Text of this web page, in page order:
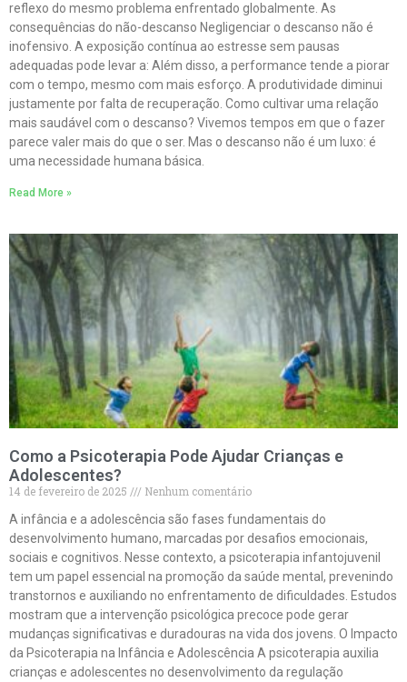
reflexo do mesmo problema enfrentado globalmente. As
consequências do não-descanso Negligenciar o descanso não é
inofensivo. A exposição contínua ao estresse sem pausas
adequadas pode levar a: Além disso, a performance tende a piorar
com o tempo, mesmo com mais esforço. A produtividade diminui
justamente por falta de recuperação. Como cultivar uma relação
mais saudável com o descanso? Vivemos tempos em que o fazer
parece valer mais do que o ser. Mas o descanso não é um luxo: é
uma necessidade humana básica.
Read More »
Como a Psicoterapia Pode Ajudar Crianças e
Adolescentes?
14 de fevereiro de 2025
Nenhum comentário
A infância e a adolescência são fases fundamentais do
desenvolvimento humano, marcadas por desafios emocionais,
sociais e cognitivos. Nesse contexto, a psicoterapia infantojuvenil
tem um papel essencial na promoção da saúde mental, prevenindo
transtornos e auxiliando no enfrentamento de dificuldades. Estudos
mostram que a intervenção psicológica precoce pode gerar
mudanças significativas e duradouras na vida dos jovens. O Impacto
da Psicoterapia na Infância e Adolescência A psicoterapia auxilia
crianças e adolescentes no desenvolvimento da regulação